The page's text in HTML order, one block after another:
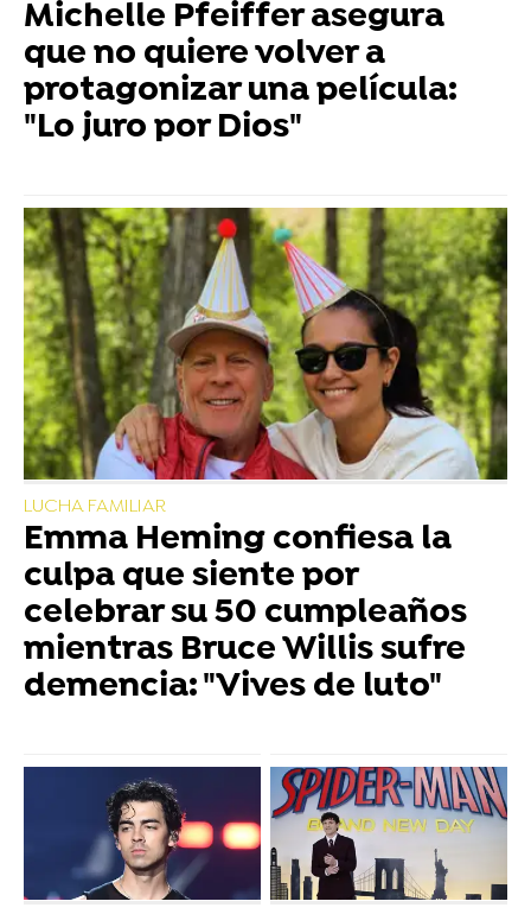
Michelle Pfeiffer asegura
que no quiere volver a
protagonizar una película:
"Lo juro por Dios"
LUCHA FAMILIAR
Emma Heming confiesa la
culpa que siente por
celebrar su 50 cumpleaños
mientras Bruce Willis sufre
demencia: "Vives de luto"